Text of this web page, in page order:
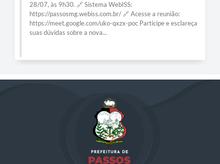
28/07, às 9h30. 🔗 Sistema WebISS:
https://passosmg.webiss.com.br/ 🔗 Acesse a reunião:
https://meet.google.com/uko-qxzx-poc Participe e esclareça
suas dúvidas sobre a nova...